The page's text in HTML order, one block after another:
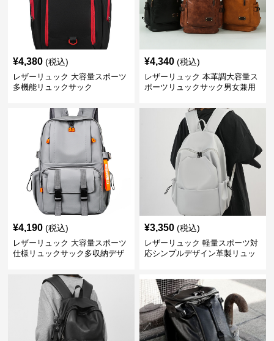
¥4,380 (税込)
レザーリュック 大容量スポーツ
多機能リュックサック
¥4,340 (税込)
レザーリュック 本革調大容量ス
ポーツリュックサック男女兼用
¥4,190 (税込)
レザーリュック 大容量スポーツ
仕様リュックサック多収納デザ
¥3,350 (税込)
レザーリュック 軽量スポーツ対
応シンプルデザイン革製リュッ